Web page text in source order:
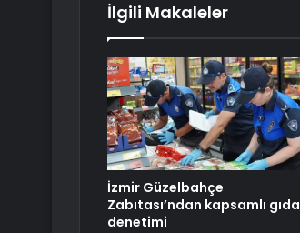
İlgili Makaleler
İzmir Güzelbahçe
Zabıtası’ndan kapsamlı gıda
denetimi